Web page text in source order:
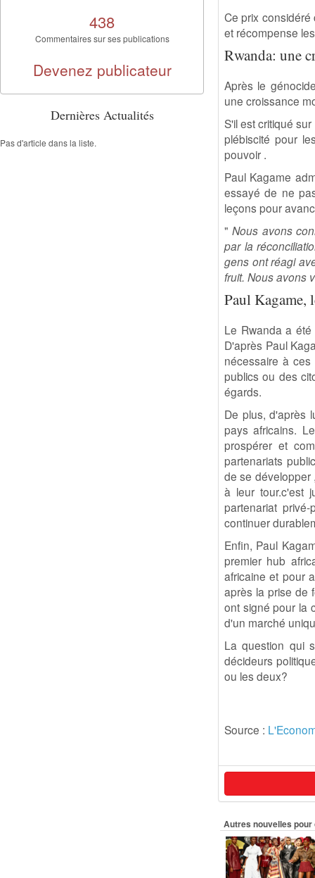
Ce prix
et récompense
Rwanda: une
Après le
une croissance
S'il est critiqué
plébiscité pour
pouvoir .
Paul Kagame
essayé de ne
leçons pour
"Nous avons
par la
gens ont réagi
fruit. Nous avons
Paul Kagame,
Le Rwanda a
D'après Paul
nécessaire à
publics ou des
égards.
De plus, d'après
pays africains.
prospérer et
partenariats
de se développer
à leur tour.c'est
partenariat
continuer
Enfin, Paul
premier hub
africaine et pour
après la prise de
ont signé pour la
d'un marché
La question qui
décideurs
ou les deux?
Source :
Autres nouvelles
438
Commentaires sur ses publications
Devenez publicateur
Dernières Actualités
Pas d'article dans la liste.